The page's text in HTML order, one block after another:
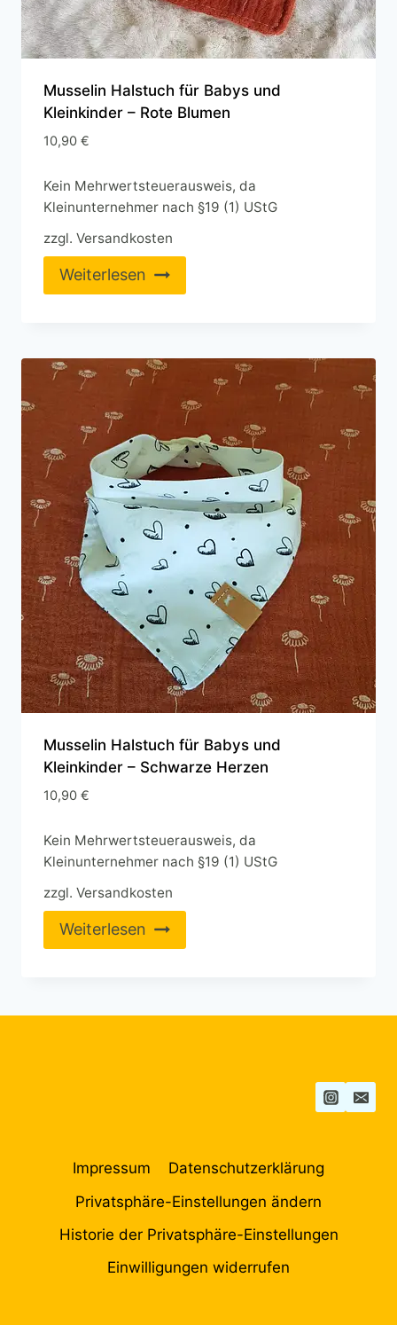
Musselin Halstuch für Babys und
Kleinkinder – Rote Blumen
10,90 €
Kein Mehrwertsteuerausweis, da
Kleinunternehmer nach §19 (1) UStG
zzgl. Versandkosten
Weiterlesen
Musselin Halstuch für Babys und
Kleinkinder – Schwarze Herzen
10,90 €
Kein Mehrwertsteuerausweis, da
Kleinunternehmer nach §19 (1) UStG
zzgl. Versandkosten
Weiterlesen
Impressum
Datenschutzerklärung
Privatsphäre-Einstellungen ändern
Historie der Privatsphäre-Einstellungen
Einwilligungen widerrufen